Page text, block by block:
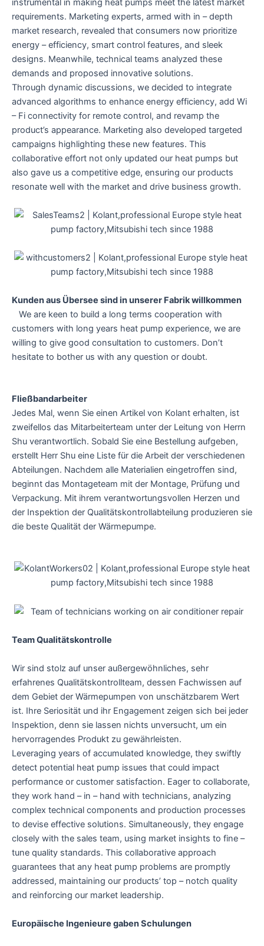
instrumental in making heat pumps meet the latest market
requirements. Marketing experts, armed with in – depth
market research, revealed that consumers now prioritize
energy – efficiency, smart control features, and sleek
designs. Meanwhile, technical teams analyzed these
demands and proposed innovative solutions.
Through dynamic discussions, we decided to integrate
advanced algorithms to enhance energy efficiency, add Wi
– Fi connectivity for remote control, and revamp the
product’s appearance. Marketing also developed targeted
campaigns highlighting these new features. This
collaborative effort not only updated our heat pumps but
also gave us a competitive edge, ensuring our products
resonate well with the market and drive business growth.
Kunden aus Übersee sind in unserer Fabrik willkommen
We are keen to build a long terms cooperation with
customers with long years heat pump experience, we are
willing to give good consultation to customers. Don’t
hesitate to bother us with any question or doubt.
Fließbandarbeiter
Jedes Mal, wenn Sie einen Artikel von Kolant erhalten, ist
zweifellos das Mitarbeiterteam unter der Leitung von Herrn
Shu verantwortlich. Sobald Sie eine Bestellung aufgeben,
erstellt Herr Shu eine Liste für die Arbeit der verschiedenen
Abteilungen. Nachdem alle Materialien eingetroffen sind,
beginnt das Montageteam mit der Montage, Prüfung und
Verpackung. Mit ihrem verantwortungsvollen Herzen und
der Inspektion der Qualitätskontrollabteilung produzieren sie
die beste Qualität der Wärmepumpe.
Team Qualitätskontrolle
Wir sind stolz auf unser außergewöhnliches, sehr
erfahrenes Qualitätskontrollteam, dessen Fachwissen auf
dem Gebiet der Wärmepumpen von unschätzbarem Wert
ist. Ihre Seriosität und ihr Engagement zeigen sich bei jeder
Inspektion, denn sie lassen nichts unversucht, um ein
hervorragendes Produkt zu gewährleisten.
Leveraging years of accumulated knowledge, they swiftly
detect potential heat pump issues that could impact
performance or customer satisfaction. Eager to collaborate,
they work hand – in – hand with technicians, analyzing
complex technical components and production processes
to devise effective solutions. Simultaneously, they engage
closely with the sales team, using market insights to fine –
tune quality standards. This collaborative approach
guarantees that any heat pump problems are promptly
addressed, maintaining our products’ top – notch quality
and reinforcing our market leadership.
Europäische Ingenieure gaben Schulungen